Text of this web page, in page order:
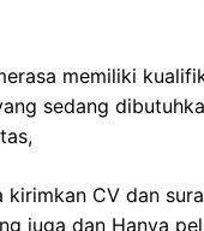
memiliki
sedang
kirimkan CV dan
juga dan Hanya